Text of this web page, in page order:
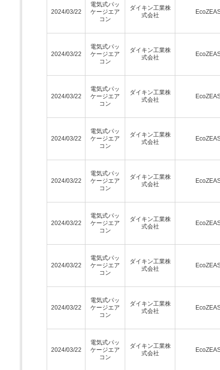
2024/03/22
電気式パッ
ケージエア
コン
ダイキン工業株
式会社
2024/03/22
電気式パッ
ケージエア
コン
ダイキン工業株
式会社
2024/03/22
電気式パッ
ケージエア
コン
ダイキン工業株
式会社
2024/03/22
電気式パッ
ケージエア
コン
ダイキン工業株
式会社
2024/03/22
電気式パッ
ケージエア
コン
ダイキン工業株
式会社
2024/03/22
電気式パッ
ケージエア
コン
ダイキン工業株
式会社
2024/03/22
電気式パッ
ケージエア
コン
ダイキン工業株
式会社
2024/03/22
電気式パッ
ケージエア
コン
ダイキン工業株
式会社
2024/03/22
電気式パッ
ケージエア
コン
ダイキン工業株
式会社